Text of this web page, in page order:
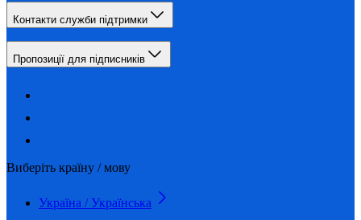
Контакти служби підтримки
Пропозиції для підписників
Виберіть країну / мову
Україна / Українська